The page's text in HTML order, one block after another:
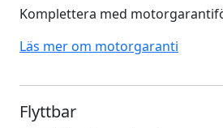
Komplettera med
Läs mer om motorgaranti
Flyttbar